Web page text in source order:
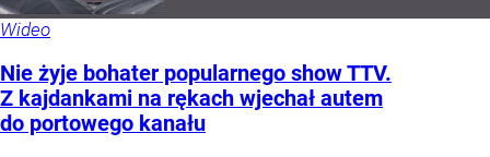
Wideo
Nie żyje bohater popularnego show TTV.
Z kajdankami na rękach wjechał autem
do portowego kanału